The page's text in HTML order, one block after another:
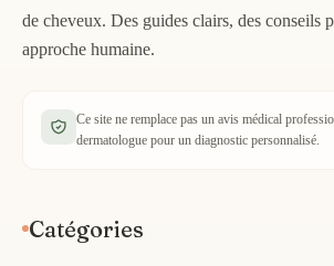
de cheveux. Des guides clairs, des conseils
approche humaine.
Ce site ne remplace pas un avis médical
dermatologue pour un diagnostic personnalisé.
Catégories